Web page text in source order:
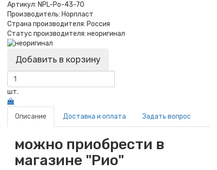
Артикул: NPL-Po-43-70
Производитель: Норпласт
Страна производителя: Россия
Статус производителя: неоригинал
Добавить в корзину
шт.
Описание Доставка и оплата Задать вопрос
можно приобрести в
магазине "Рио"